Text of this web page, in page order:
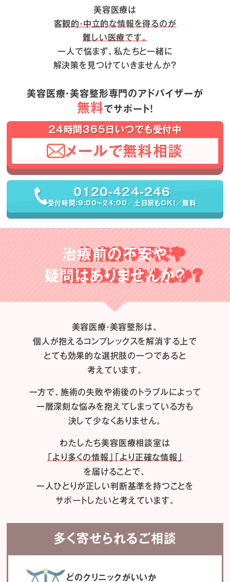
美容医療は
客観的・中立的な情報を得るのが
難しい医療です。
一人で悩まず、私たちと一緒に
解決策を見つけていきませんか？
美容医療・美容整形専門のアドバイザーが
無料でサポート！
24時間365日いつでも受付中
メールで無料相談
0120-424-246
受付時間：9:00〜24:00／土日祝もOK！／無料
治療前の不安や
疑問はありませんか？
美容医療・美容整形は、
個人が抱えるコンプレックスを解消する上で
とても効果的な選択肢の一つであると
考えています。
一方で、施術の失敗や術後のトラブルによって
一層深刻な悩みを抱えてしまっている方も
決して少なくありません。
わたしたち美容医療相談室は
「より多くの情報」「より正確な情報」
を届けることで、
一人ひとりが正しい判断基準を持つことを
サポートしたいと考えています。
多く寄せられるご相談
どのクリニックがいいか